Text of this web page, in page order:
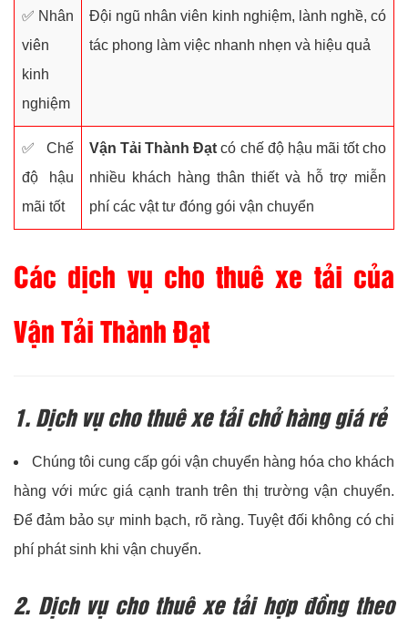
✅ Nhân
viên
kinh
nghiệm
Đội ngũ nhân viên kinh nghiệm, lành nghề, có
tác phong làm việc nhanh nhẹn và hiệu quả
✅ Chế
độ hậu
mãi tốt
Vận Tải Thành Đạtcó chế độ hậu mãi tốt cho
nhiều khách hàng thân thiết và hỗ trợ miễn
phí các vật tư đóng gói vận chuyển
Các dịch vụ cho thuê xe tải của
Vận Tải Thành Đạt
1. Dịch vụ cho thuê xe tải chở hàng giá rẻ
Chúng tôi cung cấp gói vận chuyển hàng hóa cho khách
hàng với mức giá cạnh tranh trên thị trường vận chuyển.
Để đảm bảo sự minh bạch, rõ ràng. Tuyệt đối không có chi
phí phát sinh khi vận chuyển.
2. Dịch vụ cho thuê xe tải hợp đồng theo